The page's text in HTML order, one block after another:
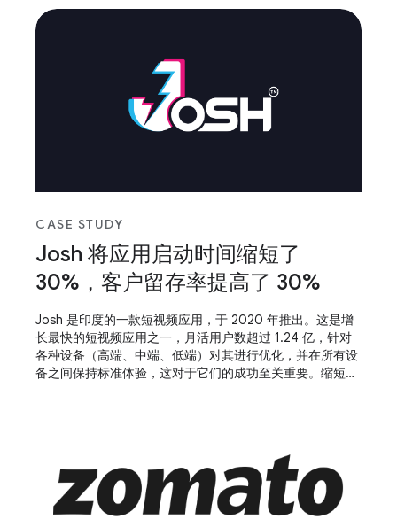
CASE STUDY
Josh 将应用启动时间缩短了
30%，客户留存率提高了 30%
Josh 是印度的一款短视频应用，于 2020 年推出。这是增
长最快的短视频应用之一，月活用户数超过 1.24 亿，针对
各种设备（高端、中端、低端）对其进行优化，并在所有设
备之间保持标准体验，这对于它们的成功至关重要。缩短应